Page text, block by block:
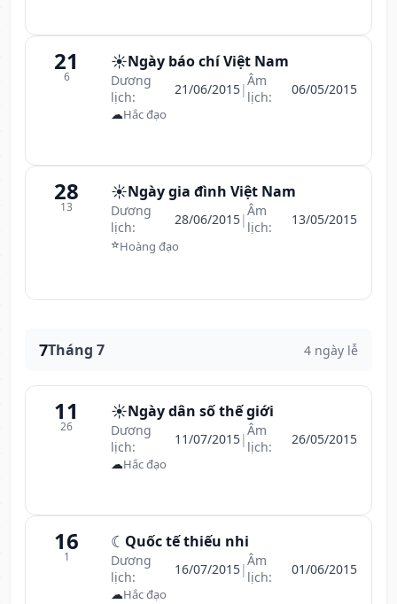
21
6
☀️Ngày báo chí Việt Nam
Dương
lịch:
21/06/2015|Âm
lịch:
06/05/2015
☁Hắc đạo
28
13
☀️Ngày gia đình Việt Nam
Dương
lịch:
28/06/2015|Âm
lịch:
13/05/2015
⭐Hoàng đạo
7Tháng 7 4 ngày lễ
11
26
☀️Ngày dân số thế giới
Dương
lịch:
11/07/2015|Âm
lịch:
26/05/2015
☁Hắc đạo
16
1
☾ Quốc tế thiếu nhi
Dương
lịch:
16/07/2015|Âm
lịch:
01/06/2015
☁Hắc đạo